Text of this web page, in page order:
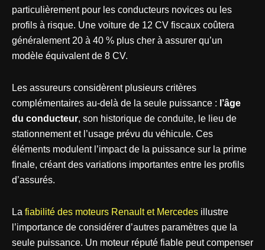
particulièrement pour les conducteurs novices ou les
profils à risque. Une voiture de 12 CV fiscaux coûtera
généralement 20 à 40 % plus cher à assurer qu’un
modèle équivalent de 8 CV.
Les assureurs considèrent plusieurs critères
complémentaires au-delà de la seule puissance : l’âge
du conducteur, son historique de conduite, le lieu de
stationnement et l’usage prévu du véhicule. Ces
éléments modulent l’impact de la puissance sur la prime
finale, créant des variations importantes entre les profils
d’assurés.
La fiabilité des moteurs Renault et Mercedes illustre
l’importance de considérer d’autres paramètres que la
seule puissance. Un moteur réputé fiable peut compenser